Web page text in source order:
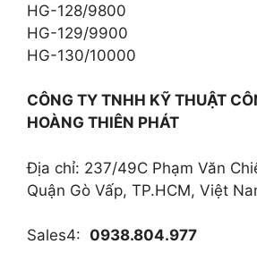
HG-128/9800
HG-129/9900
HG-130/10000
CÔNG TY TNHH KỸ THUẬT
HOÀNG THIÊN PHÁT
Địa chỉ: 237/49C Phạm Văn
Quận Gò Vấp, TP.HCM, Việt
Sales4: 0938.804.977